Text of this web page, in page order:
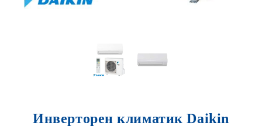
Инверторен климатик Daikin